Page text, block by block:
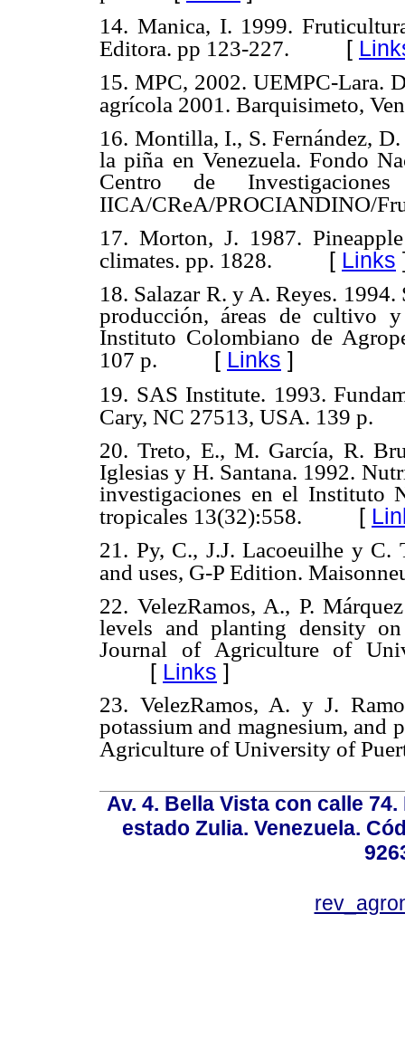
14. Manica, I. 1999.
Editora. pp 123-227. [
15. MPC, 2002. UEMPC-Lara.
agrícola 2001. Barquisimeto,
16. Montilla, I., S. Fernández,
la piña en Venezuela. Fondo
Centro de
IICA/CReA/PROCIANDINO/
17. Morton, J. 1987.
climates. pp. 1828. [ Links
18. Salazar R. y A. Reyes.
producción, áreas de cultivo
Instituto Colombiano de
107 p. [ Links ]
19. SAS Institute. 1993.
Cary, NC 27513, USA. 139 p.
20. Treto, E., M. García, R.
Iglesias y H. Santana. 1992.
investigaciones en el Instituto
tropicales 13(32):558. [
21. Py, C., J.J. Lacoeuilhe y C.
and uses, G-P Edition.
22. VelezRamos, A., P.
levels and planting density
Journal of Agriculture of
[ Links ]
23. VelezRamos, A. y J.
potassium and magnesium, and
Agriculture of University of
Av. 4. Bella Vista con calle
estado Zulia. Venezuela.